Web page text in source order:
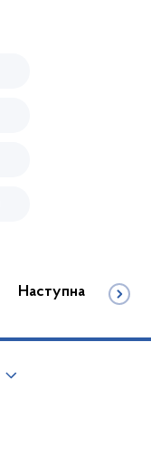
Наступна